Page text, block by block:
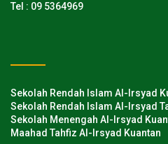
Tel : 09 5364969
Sekolah Rendah Islam Al-Irsyad
Sekolah Rendah Islam Al-Irsyad
Sekolah Menengah Al-Irsyad
Maahad Tahfiz Al-Irsyad Kuantan